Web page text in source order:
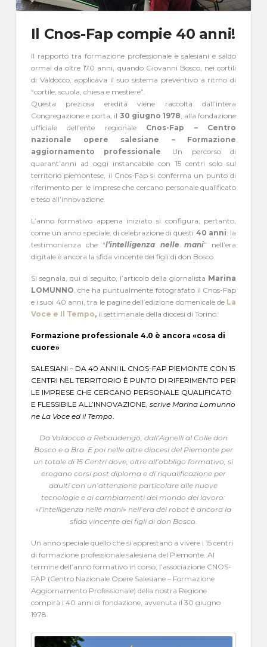
Il Cnos-Fap compie 40 anni!
Il rapporto tra formazione professionale e salesiani è saldo
ormai da oltre 170 anni, quando Giovanni Bosco, nei cortili
di Valdocco, applicava il suo sistema preventivo a ritmo di
“cortile, scuola, chiesa e mestiere”.
Questa preziosa eredità viene raccolta dall’intera
Congregazione e porta, il 30 giugno 1978, alla fondazione
ufficiale dell’ente regionale Cnos-Fap – Centro
nazionale opere salesiane – Formazione
aggiornamento professionale. Un percorso di
quarant’anni ad oggi instancabile con 15 centri solo sul
territorio piemontese, il Cnos-Fap si conferma un punto di
riferimento per le imprese che cercano personale qualificato
e teso all’innovazione.
L’anno formativo appena iniziato si configura, pertanto,
come un anno speciale, di celebrazione di questi 40 anni: la
testimonianza che “l’intelligenza nelle mani” nell’era
digitale è ancora la sfida vincente dei figli di don Bosco.
Si segnala, qui di seguito, l’articolo della giornalista Marina
LOMUNNO , che ha puntualmente fotografato il Cnos-Fap
e i suoi 40 anni, tra le pagine dell’edizione domenicale de La
Voce e Il Tempo,il settimanale della diocesi di Torino:
Formazione professionale 4.0 è ancora «cosa di
cuore»
SALESIANI – DA 40 ANNI IL CNOS-FAP PIEMONTE CON 15
CENTRI NEL TERRITORIO È PUNTO DI RIFERIMENTO PER
LE IMPRESE CHE CERCANO PERSONALE QUALIFICATO
E FLESSIBILE ALL’INNOVAZIONE, scrive Marina Lomunno
ne La Voce ed il Tempo.
Da Valdocco a Rebaudengo, dall’Agnelli al Colle don
Bosco e a Bra. E poi nelle altre diocesi del Piemonte per
un totale di 15 Centri dove, oltre all’obbligo formativo, si
erogano corsi post diploma e di riqualificazione per
adulti con un’attenzione particolare alle nuove
tecnologie e ai cambiamenti del mondo del lavoro:
«l’intelligenza nelle mani» nell’era dei robot è ancora la
sfida vincente dei figli di don Bosco.
Un anno speciale quello che si apprestano a vivere i 15 centri
di formazione professionale salesiana del Piemonte. Al
termine dell’anno formativo in corso, l’associazione CNOS-
FAP (Centro Nazionale Opere Salesiane – Formazione
Aggiornamento Professionale) della nostra Regione
compirà i 40 anni di fondazione, avvenuta il 30 giugno
1978.